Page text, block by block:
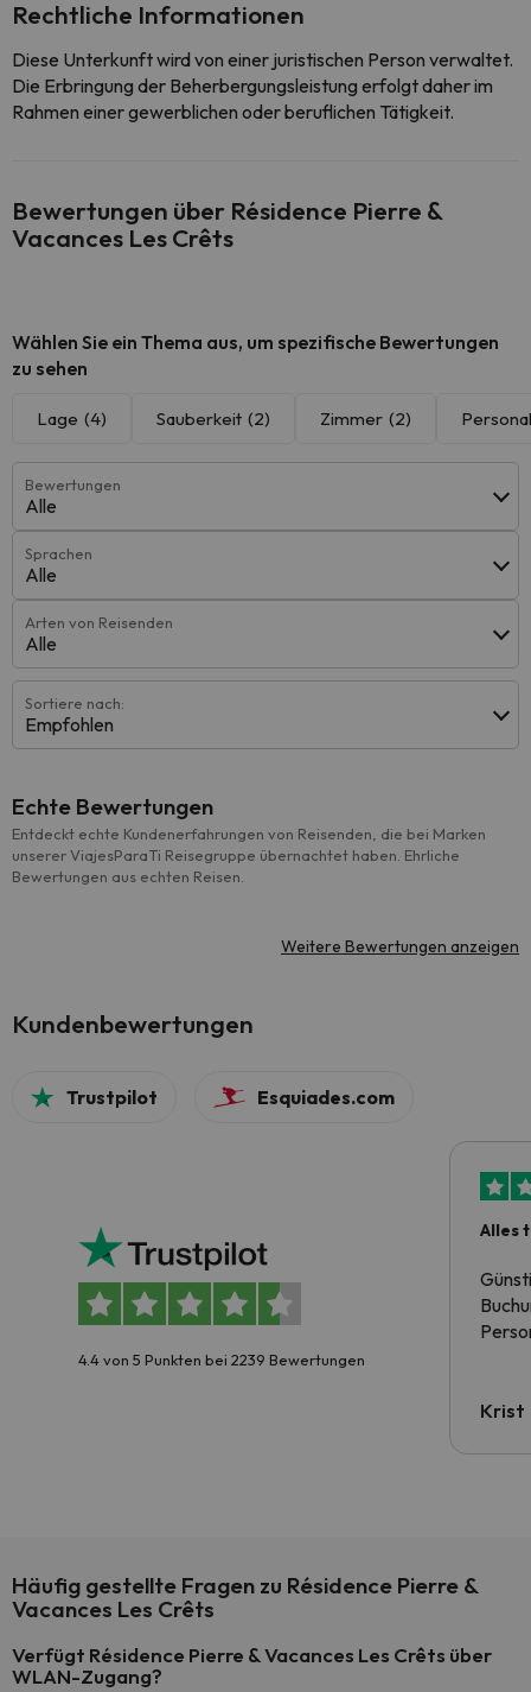
Rechtliche Informationen
Diese Unterkunft wird von einer juristischen Person verwaltet.
Die Erbringung der Beherbergungsleistung erfolgt daher im
Rahmen einer gewerblichen oder beruflichen Tätigkeit.
Bewertungen über Résidence Pierre &
Vacances Les Crêts
Wählen Sie ein Thema aus, um spezifische Bewertungen
zu sehen
Lage (4) Sauberkeit (2) Zimmer (2) Personal
Bewertungen
Alle
Sprachen
Alle
Arten von Reisenden
Alle
Sortiere nach:
Empfohlen
Echte Bewertungen
Entdeckt echte Kundenerfahrungen von Reisenden, die bei Marken
unserer ViajesParaTi Reisegruppe übernachtet haben. Ehrliche
Bewertungen aus echten Reisen.
Weitere Bewertungen anzeigen
Kundenbewertungen
Trustpilot Esquiades.com
4.4 von 5 Punkten bei 2239 Bewertungen
Alles
Krist
Häufig gestellte Fragen zu Résidence Pierre &
Vacances Les Crêts
Verfügt Résidence Pierre & Vacances Les Crêts über
WLAN-Zugang?